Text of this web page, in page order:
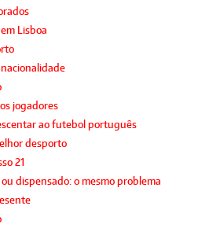
Lisboa
jogadores
ao futebol português
desporto
21
dispensado: o mesmo problema